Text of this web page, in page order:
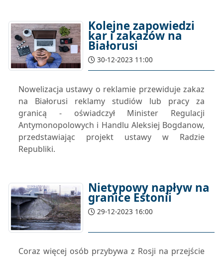
Kolejne zapowiedzi
kar i zakazów na
Białorusi
30-12-2023 11:00
Nowelizacja ustawy o reklamie przewiduje zakaz
na Białorusi reklamy studiów lub pracy za
granicą - oświadczył Minister Regulacji
Antymonopolowych i Handlu Aleksiej Bogdanow,
przedstawiając projekt ustawy w Radzie
Republiki.
Nietypowy napływ na
granice Estonii
29-12-2023 16:00
Coraz więcej osób przybywa z Rosji na przejście